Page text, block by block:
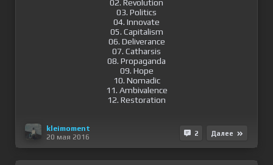
02. Revolution
03. Politics
04. Innovate
05. Capitalism
06. Deliverance
07. Catharsis
08. Propaganda
09. Hope
10. Nomadic
11. Ambivalence
12. Restoration
kleimoment
20 мая 2016
2 Далее